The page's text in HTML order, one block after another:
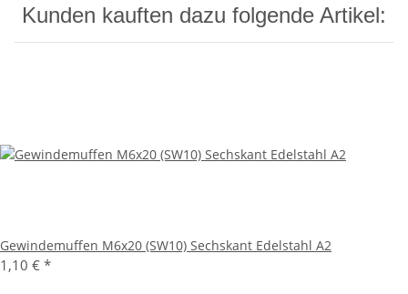
Kunden kauften dazu folgende Artikel:
Gewindemuffen M6x20 (SW10) Sechskant Edelstahl A2
1,10 € *